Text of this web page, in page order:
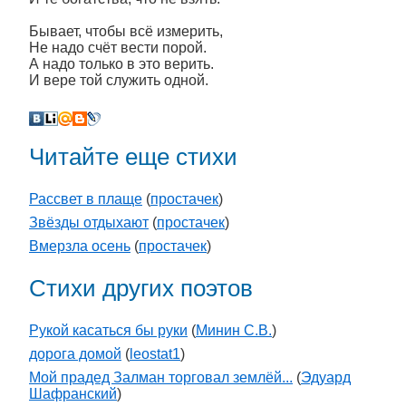
Бывает, чтобы всё измерить,
Не надо счёт вести порой.
А надо только в это верить.
И вере той служить одной.
Читайте еще стихи
Рассвет в плаще (простачек)
Звёзды отдыхают (простачек)
Вмерзла осень (простачек)
Стихи других поэтов
Рукой касаться бы руки (Минин С.В.)
дорога домой ( leostat1)
Мой прадед Залман торговал землёй... (Эдуард
Шафранский)